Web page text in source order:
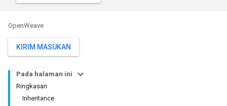
OpenWeave
KIRIM MASUKAN
Pada halaman ini
Ringkasan
Inheritance